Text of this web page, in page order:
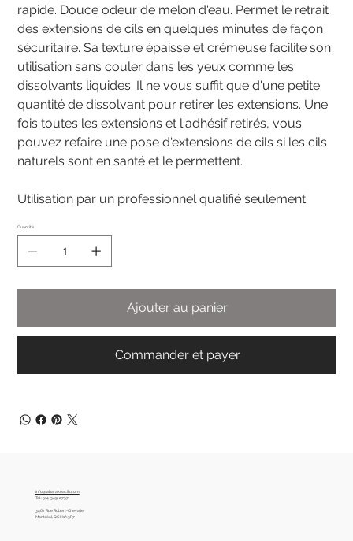
rapide. Douce odeur de melon d'eau. Permet le retrait
des extensions de cils en quelques minutes de façon
sécuritaire. Sa texture épaisse et crémeuse facilite son
utilisation sans couler dans les yeux comme les
dissolvants liquides. Il ne vous suffit que d'une petite
quantité de dissolvant pour retirer les extensions. Une
fois toutes les extensions et l'adhésif retirés, vous
pouvez refaire une pose d'extensions de cils si les cils
naturels sont en santé et le permettent.
Utilisation par un professionnel qualifié seulement.
Quantité
Ajouter au panier
Commander et payer
info@labarakeacils.com
Tel :514-349-2757
3467 Rue Robert-Chevalier
Montréal, QC H1A 3R7